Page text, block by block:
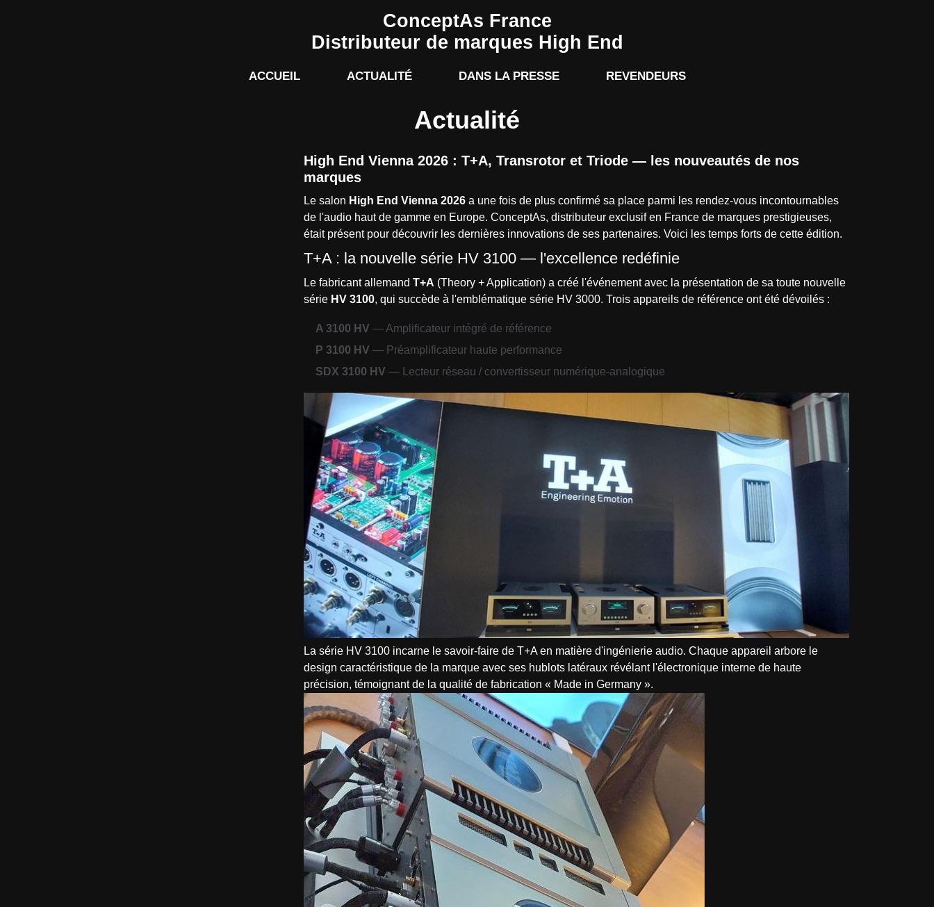
ConceptAs France
Distributeur de marques High End
ACCUEIL ACTUALITÉ DANS LA PRESSE REVENDEURS
Actualité
High End Vienna 2026 : T+A, Transrotor et Triode — les nouveautés de nos
marques
Le salon High End Vienna 2026 a une fois de plus confirmé sa place parmi les rendez-vous incontournables
de l'audio haut de gamme en Europe. ConceptAs, distributeur exclusif en France de marques prestigieuses,
était présent pour découvrir les dernières innovations de ses partenaires. Voici les temps forts de cette édition.
T+A : la nouvelle série HV 3100 — l'excellence redéfinie
Le fabricant allemand T+A (Theory + Application) a créé l'événement avec la présentation de sa toute nouvelle
série HV 3100, qui succède à l'emblématique série HV 3000. Trois appareils de référence ont été dévoilés :
A 3100 HV — Amplificateur intégré de référence
P 3100 HV — Préamplificateur haute performance
SDX 3100 HV — Lecteur réseau / convertisseur numérique-analogique
La série HV 3100 incarne le savoir-faire de T+A en matière d'ingénierie audio. Chaque appareil arbore le
design caractéristique de la marque avec ses hublots latéraux révélant l'électronique interne de haute
précision, témoignant de la qualité de fabrication « Made in Germany ».